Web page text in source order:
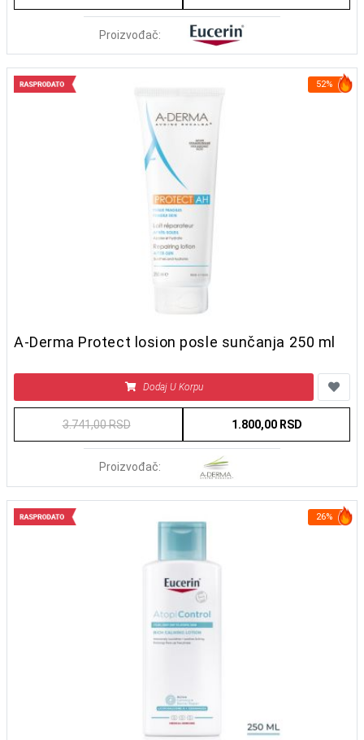
Proizvođač:
52%
A-Derma Protect losion posle sunčanja 250 ml
Dodaj U Korpu
3.741,00 RSD 1.800,00 RSD
Proizvođač:
26%